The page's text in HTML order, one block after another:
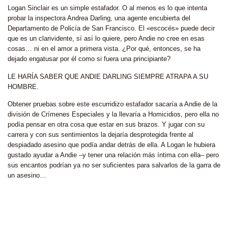
Logan Sinclair es un simple estafador. O al menos es lo que intenta
probar la inspectora Andrea Darling, una agente encubierta del
Departamento de Policía de San Francisco. El «escocés» puede decir
que es un clarividente, sí así lo quiere, pero Andie no cree en esas
cosas… ni en el amor a primera vista. ¿Por qué, entonces, se ha
dejado engatusar por él como si fuera una principiante?
LE HARÍA SABER QUE ANDIE DARLING SIEMPRE ATRAPA A SU
HOMBRE.
Obtener pruebas sobre este escurridizo estafador sacaría a Andie de la
división de Crímenes Especiales y la llevaría a Homicidios, pero ella no
podía pensar en otra cosa que estar en sus brazos. Y jugar con su
carrera y con sus sentimientos la dejaría desprotegida frente al
despiadado asesino que podía andar detrás de ella. A Logan le hubiera
gustado ayudar a Andie –y tener una relación más íntima con ella– pero
sus encantos podrían ya no ser suficientes para salvarlos de la garra de
un asesino…